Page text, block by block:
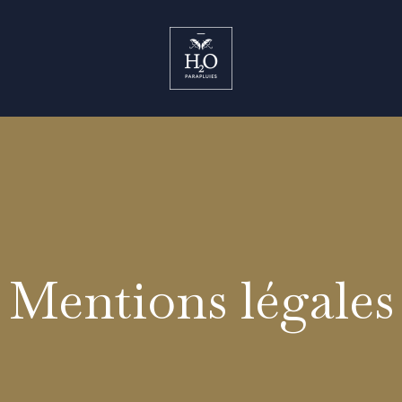
Mentions légales